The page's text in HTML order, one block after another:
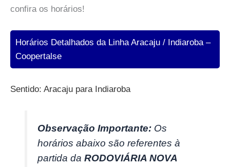
confira os horários!
Horários Detalhados da Linha Aracaju / Indiaroba –
Coopertalse
Sentido: Aracaju para Indiaroba
Observação Importante: Os
horários abaixo são referentes à
partida daRODOVIÁRIA NOVA